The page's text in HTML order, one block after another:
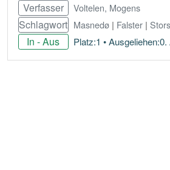
Verfasser Voltelen, Mogens
Schlagwort Masnedø | Falster |
In - Aus Platz:1 •
Bestellen